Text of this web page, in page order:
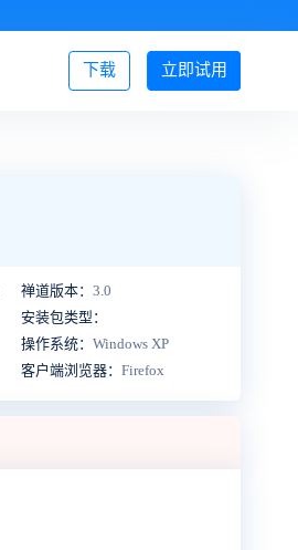
立即试用
下载 登录/注册
禅道版本： 3.0
安装包类型：
操作系统： Windows XP
客户端浏览器： Firefox